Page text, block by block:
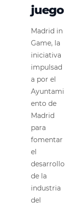
juego
Madrid in
Game, la
iniciativa
impulsad
a por el
Ayuntami
ento de
Madrid
para
fomentar
el
desarrollo
de la
industria
del